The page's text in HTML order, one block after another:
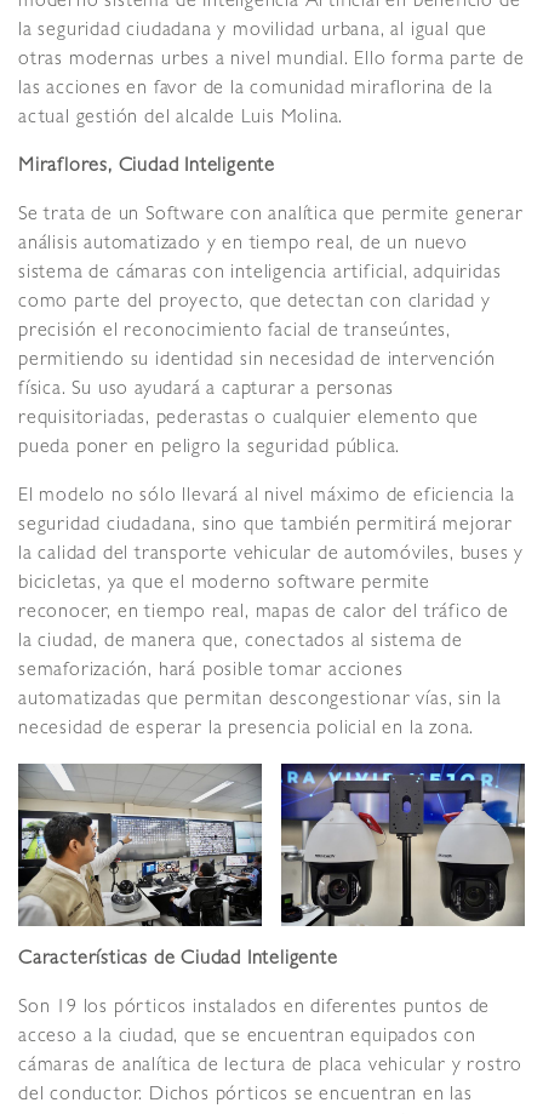
la seguridad ciudadana y movilidad urbana, al igual que
otras modernas urbes a nivel mundial. Ello forma parte de
las acciones en favor de la comunidad miraflorina de la
actual gestión del alcalde Luis Molina.
Miraflores, Ciudad Inteligente
Se trata de un Software con analítica que permite generar
análisis automatizado y en tiempo real, de un nuevo
sistema de cámaras con inteligencia artificial, adquiridas
como parte del proyecto, que detectan con claridad y
precisión el reconocimiento facial de transeúntes,
permitiendo su identidad sin necesidad de intervención
física. Su uso ayudará a capturar a personas
requisitoriadas, pederastas o cualquier elemento que
pueda poner en peligro la seguridad pública.
El modelo no sólo llevará al nivel máximo de eficiencia la
seguridad ciudadana, sino que también permitirá mejorar
la calidad del transporte vehicular de automóviles, buses y
bicicletas, ya que el moderno software permite
reconocer, en tiempo real, mapas de calor del tráfico de
la ciudad, de manera que, conectados al sistema de
semaforización, hará posible tomar acciones
automatizadas que permitan descongestionar vías, sin la
necesidad de esperar la presencia policial en la zona.
Características de Ciudad Inteligente
Son 19 los pórticos instalados en diferentes puntos de
acceso a la ciudad, que se encuentran equipados con
cámaras de analítica de lectura de placa vehicular y rostro
del conductor. Dichos pórticos se encuentran en las